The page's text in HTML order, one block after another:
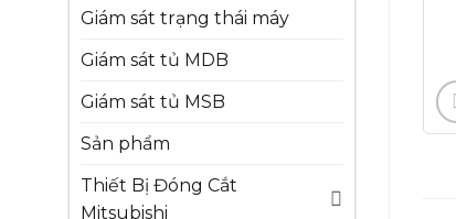
Giám sát trạng thái máy
Giám sát tủ MDB
Giám sát tủ MSB
Sản phẩm
Thiết Bị Đóng Cắt
Mitsubishi